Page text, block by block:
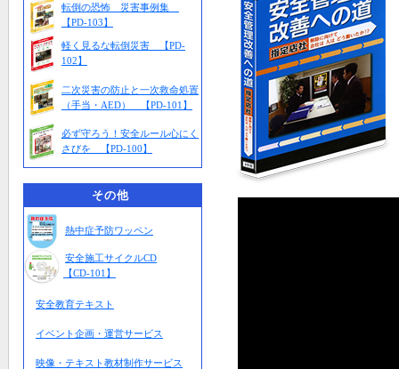
転倒の恐怖 災害事例集
【PD-103】
軽く見るな転倒災害 【PD-
102】
二次災害の防止と一次救命処置
（手当・AED） 【PD-101】
必ず守ろう！安全ルール心にく
さびを 【PD-100】
その他
熱中症予防ワッペン
安全施工サイクルCD
【CD-101】
安全教育テキスト
イベント企画・運営サービス
映像・テキスト教材制作サービス